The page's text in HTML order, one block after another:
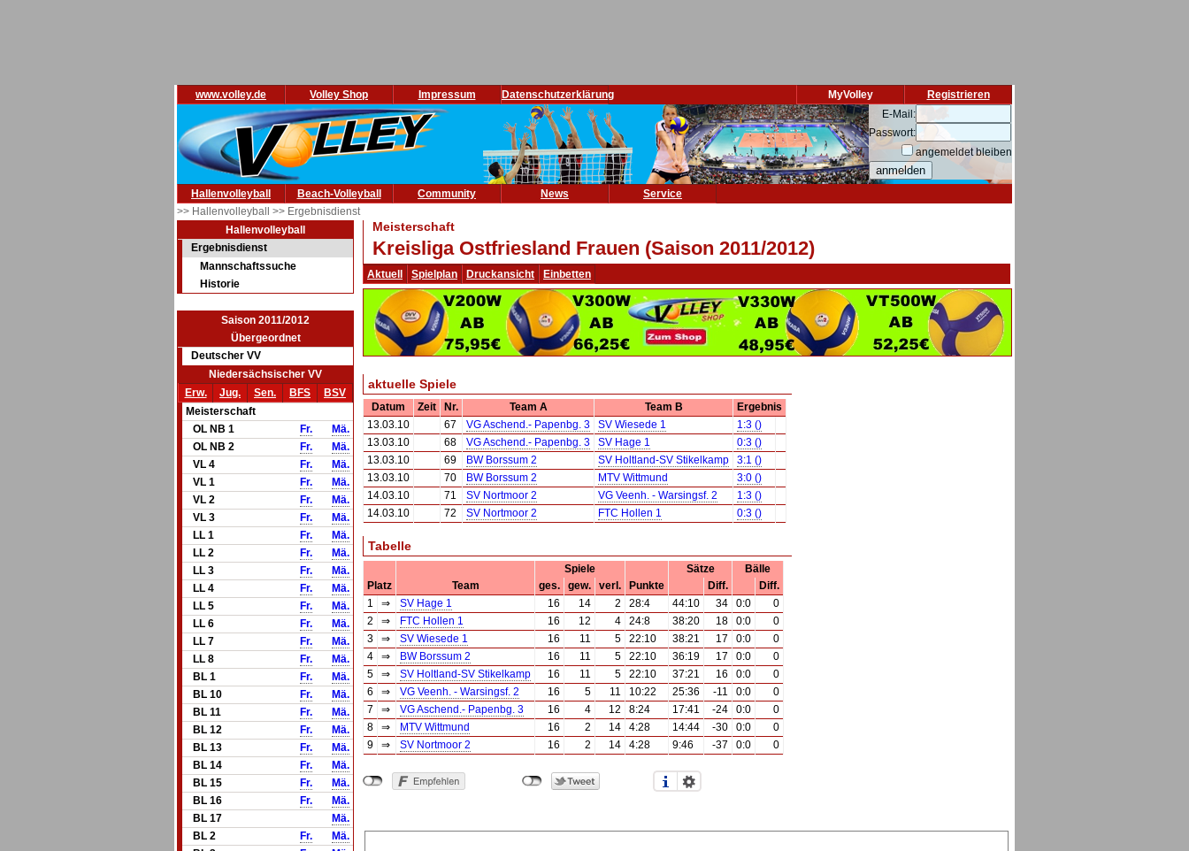
www.volley.de Volley Shop Impressum Datenschutzerklärung Registrieren
MyVolley
E-Mail:
Passwort:
angemeldet bleiben
Hallenvolleyball Beach-Volleyball Community News
Service
>> Hallenvolleyball >> Ergebnisdienst
Hallenvolleyball
Ergebnisdienst
Mannschaftssuche
Historie
Saison 2011/2012
Übergeordnet
Deutscher VV
Niedersächsischer VV
Erw.
Jug. Sen. BFS
BSV
Meisterschaft
OL NB 1
Fr.
Mä.
OL NB 2
Fr.
Mä.
VL 4
Fr.
Mä.
VL 1
Fr.
Mä.
VL 2
Fr.
Mä.
VL 3
Fr.
Mä.
LL 1
Fr.
Mä.
LL 2
Fr.
Mä.
LL 3
Fr.
Mä.
LL 4
Fr.
Mä.
LL 5
Fr.
Mä.
LL 6
Fr.
Mä.
LL 7
Fr.
Mä.
LL 8
Fr.
Mä.
BL 1
Fr.
Mä.
BL 10
Fr.
Mä.
BL 11
Fr.
Mä.
BL 12
Fr.
Mä.
BL 13
Fr.
Mä.
BL 14
Fr.
Mä.
BL 15
Fr.
Mä.
BL 16
Fr.
Mä.
BL 17
Mä.
BL 2
Fr.
Mä.
Meisterschaft
Kreisliga Ostfriesland Frauen (Saison 2011/2012)
Aktuell Spielplan Druckansicht Einbetten
aktuelle Spiele
Datum Zeit Nr. Team A Team B
Ergebnis
13.03.10
67 VG Aschend.- Papenbg. 3 SV Wiesede 1
1:3 ()
13.03.10
68 VG Aschend.- Papenbg. 3 SV Hage 1
0:3 ()
13.03.10
69 BW Borssum 2 SV Holtland-SV Stikelkamp
3:1 ()
13.03.10
70 BW Borssum 2 MTV Wittmund
3:0 ()
14.03.10
71 SV Nortmoor 2 VG Veenh. - Warsingsf. 2
1:3 ()
14.03.10
72 SV Nortmoor 2 FTC Hollen 1 0:3 ()
Tabelle
Spiele Sätze
Bälle
Platz
Team ges. gew. verl. Punkte Diff.
Diff.
1
⇒ SV Hage 1 16 14 2 28:4 44:10 34 0:0
0
2
⇒ FTC Hollen 1 16 12 4 24:8 38:20 18 0:0
0
3
⇒ SV Wiesede 1 16 11 5 22:10 38:21 17 0:0
0
4
⇒ BW Borssum 2 16 11 5 22:10 36:19 17 0:0
0
5
⇒ SV Holtland-SV Stikelkamp 16 11 5 22:10 37:21 16 0:0
0
6
⇒ VG Veenh. - Warsingsf. 2 16 5 11 10:22 25:36 -11 0:0
0
7
⇒ VG Aschend.- Papenbg. 3 16 4 12 8:24 17:41 -24 0:0
0
8
⇒ MTV Wittmund 16 2 14 4:28 14:44 -30 0:0
0
9
⇒ SV Nortmoor 2 16 2 14 4:28 9:46 -37 0:0 0